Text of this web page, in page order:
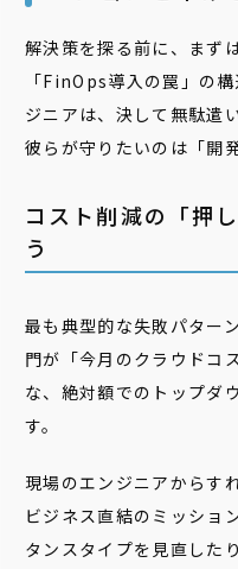
解決策を探る前に、まず
「FinOps導入の罠」の
ジニアは、決して無駄遣
彼らが守りたいのは「開
コスト削減の「押
う
最も典型的な失敗パター
門が「今月のクラウドコ
な、絶対額でのトップダ
す。
現場のエンジニアからす
ビジネス直結のミッショ
タンスタイプを見直した